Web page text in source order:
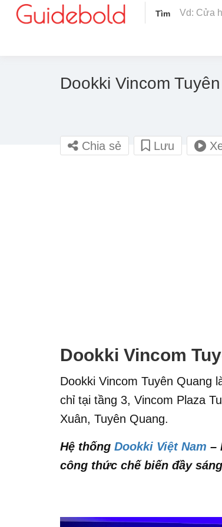
Tìm
Dookki Vincom
Chia sẻ Lưu
Dookki Vincom
Dookki Vincom Tuyên Quang
chỉ tại tầng 3, Vincom Plaza
Xuân, Tuyên Quang.
Hệ thống Dookki Việt Nam –
công thức chế biến đầy